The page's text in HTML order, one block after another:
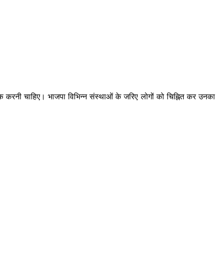
चाहिए। भाजपा विभिन्न संस्थाओं के जरिए लोगों को चिह्नित कर उनका